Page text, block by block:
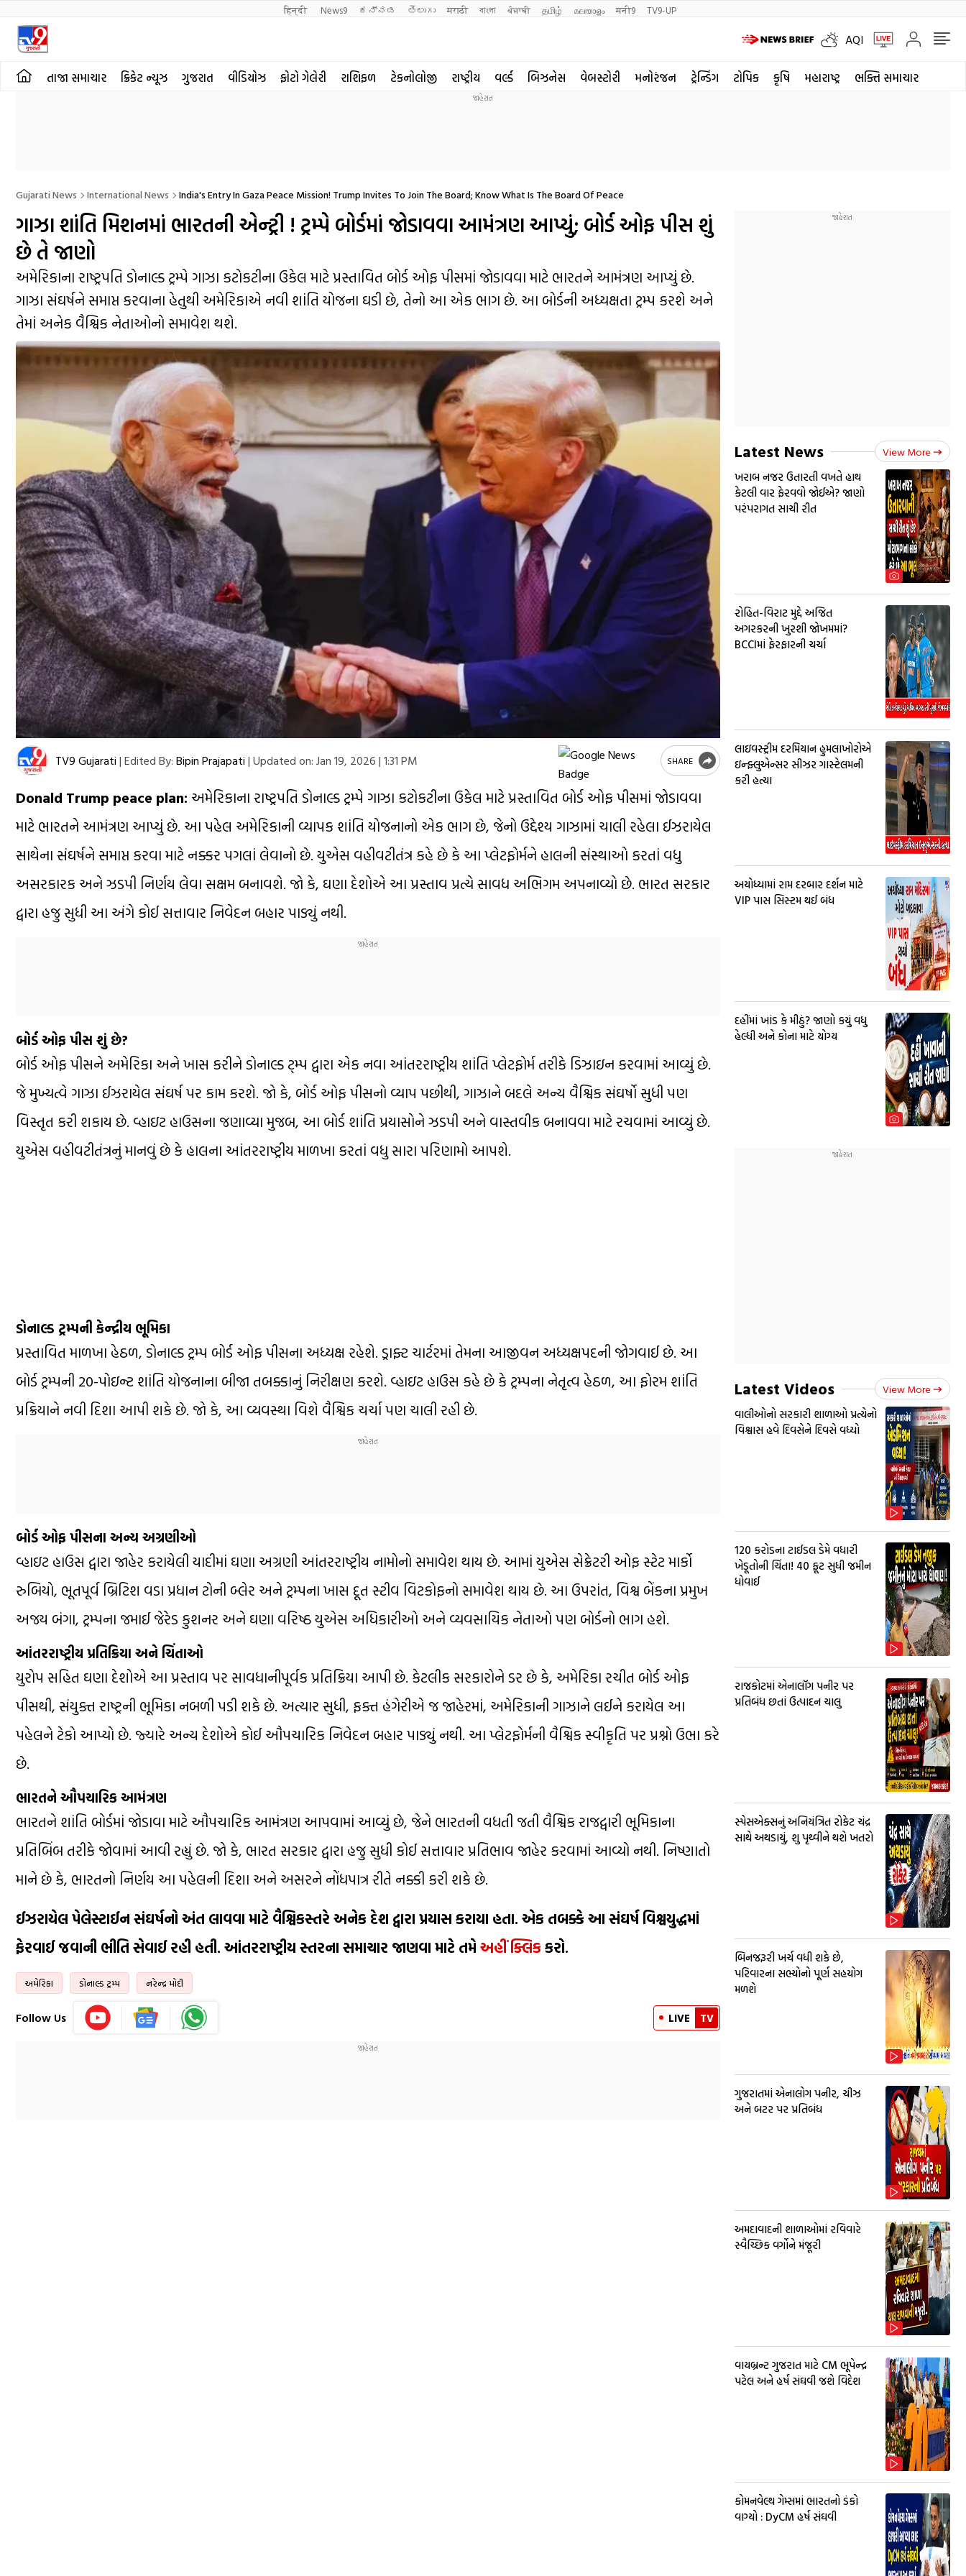
हिन्दी News9 ಕನ್ನಡ తెలుగు मराठी বাংলা ਪੰਜਾਬੀ தமிழ் മലയാളം मनी9 TV9-UP
AQI
તાજા સમાચાર ક્રિકેટ ન્યૂઝ ગુજરાત વીડિયોઝ ફોટો ગેલેરી રાશિફળ ટેકનોલોજી રાષ્ટ્રીય વર્લ્ડ બિઝનેસ વેબસ્ટોરી મનોરંજન ટ્રેન્ડિંગ ટોપિક કૃષિ મહારાષ્ટ્ર ભક્તિ સમાચાર
Gujarati News International News India's Entry In Gaza Peace Mission! Trump Invites To Join The Board; Know What Is The Board Of Peace
ગાઝા શાંતિ મિશનમાં ભારતની એન્ટ્રી ! ટ્રમ્પે બોર્ડમાં જોડાવવા આમંત્રણ આપ્યું; બોર્ડ ઓફ પીસ શું
છે તે જાણો
અમેરિકાના રાષ્ટ્રપતિ ડોનાલ્ડ ટ્રમ્પે ગાઝા કટોકટીના ઉકેલ માટે પ્રસ્તાવિત બોર્ડ ઓફ પીસમાં જોડાવવા માટે ભારતને આમંત્રણ આપ્યું છે.
ગાઝા સંઘર્ષને સમાપ્ત કરવાના હેતુથી અમેરિકાએ નવી શાંતિ યોજના ઘડી છે, તેનો આ એક ભાગ છે. આ બોર્ડની અધ્યક્ષતા ટ્રમ્પ કરશે અને
તેમાં અનેક વૈશ્વિક નેતાઓનો સમાવેશ થશે.
TV9 Gujarati | Edited By: Bipin Prajapati | Updated on: Jan 19, 2026 | 1:31 PM SHARE
Donald Trump peace plan: અમેરિકાના રાષ્ટ્રપતિ ડોનાલ્ડ ટ્રમ્પે ગાઝા કટોકટીના ઉકેલ માટે પ્રસ્તાવિત બોર્ડ ઓફ પીસમાં જોડાવવા
માટે ભારતને આમંત્રણ આપ્યું છે. આ પહેલ અમેરિકાની વ્યાપક શાંતિ યોજનાનો એક ભાગ છે, જેનો ઉદ્દેશ્ય ગાઝામાં ચાલી રહેલા ઈઝરાયેલ
સાથેના સંઘર્ષને સમાપ્ત કરવા માટે નક્કર પગલાં લેવાનો છે. યુએસ વહીવટીતંત્ર કહે છે કે આ પ્લેટફોર્મને હાલની સંસ્થાઓ કરતાં વધુ
અસરકારક અને ઝડપી નિર્ણય લેવા સક્ષમ બનાવશે. જો કે, ઘણા દેશોએ આ પ્રસ્તાવ પ્રત્યે સાવધ અભિગમ અપનાવ્યો છે. ભારત સરકાર
દ્વારા હજુ સુધી આ અંગે કોઈ સત્તાવાર નિવેદન બહાર પાડ્યું નથી.
બોર્ડ ઓફ પીસ શું છે?
બોર્ડ ઓફ પીસને અમેરિકા અને ખાસ કરીને ડોનાલ્ડ ટ્મ્પ દ્વારા એક નવા આંતરરાષ્ટ્રીય શાંતિ પ્લેટફોર્મ તરીકે ડિઝાઇન કરવામાં આવ્યું છે.
જે મુખ્યત્વે ગાઝા ઈઝરાયેલ સંઘર્ષ પર કામ કરશે. જો કે, બોર્ડ ઓફ પીસનો વ્યાપ પછીથી, ગાઝાને બદલે અન્ય વૈશ્વિક સંઘર્ષો સુધી પણ
વિસ્તૃત કરી શકાય છે. વ્હાઇટ હાઉસના જણાવ્યા મુજબ, આ બોર્ડ શાંતિ પ્રયાસોને ઝડપી અને વાસ્તવીક બનાવવા માટે રચવામાં આવ્યું છે.
યુએસ વહીવટીતંત્રનું માનવું છે કે હાલના આંતરરાષ્ટ્રીય માળખા કરતાં વધુ સારા પરિણામો આપશે.
ડોનાલ્ડ ટ્રમ્પની કેન્દ્રીય ભૂમિકા
પ્રસ્તાવિત માળખા હેઠળ, ડોનાલ્ડ ટ્રમ્પ બોર્ડ ઓફ પીસના અધ્યક્ષ રહેશે. ડ્રાફ્ટ ચાર્ટરમાં તેમના આજીવન અધ્યક્ષપદની જોગવાઈ છે. આ
બોર્ડ ટ્રમ્પની 20-પોઇન્ટ શાંતિ યોજનાના બીજા તબક્કાનું નિરીક્ષણ કરશે. વ્હાઇટ હાઉસ કહે છે કે ટ્રમ્પના નેતૃત્વ હેઠળ, આ ફોરમ શાંતિ
પ્રક્રિયાને નવી દિશા આપી શકે છે. જો કે, આ વ્યવસ્થા વિશે વૈશ્વિક ચર્ચા પણ ચાલી રહી છે.
બોર્ડ ઓફ પીસના અન્ય અગ્રણીઓ
વ્હાઇટ હાઉસ દ્વારા જાહેર કરાયેલી યાદીમાં ઘણા અગ્રણી આંતરરાષ્ટ્રીય નામોનો સમાવેશ થાય છે. આમાં યુએસ સેક્રેટરી ઓફ સ્ટેટ માર્કો
રુબિયો, ભૂતપૂર્વ બ્રિટિશ વડા પ્રધાન ટોની બ્લેર અને ટ્રમ્પના ખાસ દૂત સ્ટીવ વિટકોફનો સમાવેશ થાય છે. આ ઉપરાંત, વિશ્વ બેંકના પ્રમુખ
અજય બંગા, ટ્રમ્પના જમાઈ જેરેડ કુશનર અને ઘણા વરિષ્ઠ યુએસ અધિકારીઓ અને વ્યવસાયિક નેતાઓ પણ બોર્ડનો ભાગ હશે.
આંતરરાષ્ટ્રીય પ્રતિક્રિયા અને ચિંતાઓ
યુરોપ સહિત ઘણા દેશોએ આ પ્રસ્તાવ પર સાવધાનીપૂર્વક પ્રતિક્રિયા આપી છે. કેટલીક સરકારોને ડર છે કે, અમેરિકા રચીત બોર્ડ ઓફ
પીસથી, સંયુક્ત રાષ્ટ્રની ભૂમિકા નબળી પડી શકે છે. અત્યાર સુધી, ફક્ત હંગેરીએ જ જાહેરમાં, અમેરિકાની ગાઝાને લઈને કરાયેલ આ
પહેલને ટેકો આપ્યો છે. જ્યારે અન્ય દેશોએ કોઈ ઔપચારિક નિવેદન બહાર પાડ્યું નથી. આ પ્લેટફોર્મની વૈશ્વિક સ્વીકૃતિ પર પ્રશ્નો ઉભા કરે
છે.
ભારતને ઔપચારિક આમંત્રણ
ભારતને શાંતિ બોર્ડમાં જોડાવા માટે ઔપચારિક આમંત્રણ આપવામાં આવ્યું છે, જેને ભારતની વધતી જતી વૈશ્વિક રાજદ્વારી ભૂમિકાના
પ્રતિબિંબ તરીકે જોવામાં આવી રહ્યું છે. જો કે, ભારત સરકાર દ્વારા હજુ સુધી કોઈ સત્તાવાર પ્રતિભાવ જાહેર કરવામાં આવ્યો નથી. નિષ્ણાતો
માને છે કે, ભારતનો નિર્ણય આ પહેલની દિશા અને અસરને નોંધપાત્ર રીતે નક્કી કરી શકે છે.
ઈઝરાયેલ પેલેસ્ટાઈન સંઘર્ષનો અંત લાવવા માટે વૈશ્વિકસ્તરે અનેક દેશ દ્વારા પ્રયાસ કરાયા હતા. એક તબક્કે આ સંઘર્ષ વિશ્વયુદ્ધમાં
ફેરવાઈ જવાની ભીતિ સેવાઈ રહી હતી. આંતરરાષ્ટ્રીય સ્તરના સમાચાર જાણવા માટે તમે અહીં ક્લિક કરો.
અમેરિકા ડોનાલ્ડ ટ્રમ્પ નરેન્દ્ર મોદી
Follow Us LIVE TV
Latest News View More
ખરાબ નજર ઉતારતી વખતે હાથ
કેટલી વાર ફેરવવો જોઈએ? જાણો
પરંપરાગત સાચી રીત
રોહિત-વિરાટ મુદ્દે અજિત
અગરકરની ખુરશી જોખમમાં?
BCCIમાં ફેરફારની ચર્ચા
લાઇવસ્ટ્રીમ દરમિયાન હુમલાખોરોએ
ઇન્ફ્લુએન્સર સીઝર ગાસ્ટેલમની
કરી હત્યા
અયોધ્યામાં રામ દરબાર દર્શન માટે
VIP પાસ સિસ્ટમ થઈ બંધ
દહીંમાં ખાંડ કે મીઠું? જાણો કયું વધુ
હેલ્ધી અને કોના માટે યોગ્ય
Latest Videos View More
વાલીઓનો સરકારી શાળાઓ પ્રત્યેનો
વિશ્વાસ હવે દિવસેને દિવસે વધ્યો
₹120 કરોડના ટાઈડલ ડેમે વધારી
ખેડૂતોની ચિંતા! 40 ફૂટ સુધી જમીન
ધોવાઈ
રાજકોટમાં એનાલૉગ પનીર પર
પ્રતિબંધ છતાં ઉત્પાદન ચાલુ
સ્પેસએક્સનું અનિયંત્રિત રોકેટ ચંદ્ર
સાથે અથડાયું, શુ પૃથ્વીને થશે ખતરો
બિનજરૂરી ખર્ચ વધી શકે છે,
પરિવારના સભ્યોનો પૂર્ણ સહયોગ
મળશે
ગુજરાતમાં એનાલોગ પનીર, ચીઝ
અને બટર પર પ્રતિબંધ
અમદાવાદની શાળાઓમાં રવિવારે
સ્વૈચ્છિક વર્ગોને મંજૂરી
વાયબ્રન્ટ ગુજરાત માટે CM ભૂપેન્દ્ર
પટેલ અને હર્ષ સંઘવી જશે વિદેશ
કોમનવેલ્થ ગેમ્સમાં ભારતનો ડંકો
વાગ્યો : DyCM હર્ષ સંઘવી